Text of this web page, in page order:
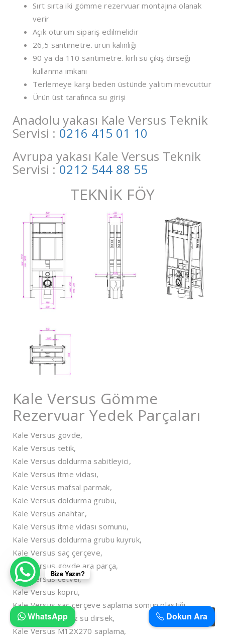
Sırt sırta iki gömme rezervuar montajına olanak
verir
Açık oturum sipariş edilmelidir
26,5 santimetre. ürün kalınlığı
90 ya da 110 santimetre. kirli su çıkış dirseği
kullanma imkanı
Terlemeye karşı beden üstünde yalıtım mevcuttur
Ürün üst tarafınca su girişi
Anadolu yakası Kale Versus Teknik
Servisi : 0216 415 01 10
Avrupa yakası Kale Versus Teknik
Servisi :0212 544 88 55
TEKNİK FÖY
Kale Versus Gömme
Rezervuar Yedek Parçaları
Kale Versus gövde,
Kale Versus tetik,
Kale Versus doldurma sabitleyici,
Kale Versus itme vidası,
Kale Versus mafsal parmak,
Kale Versus doldurma grubu,
Kale Versus anahtar,
Kale Versus itme vidası somunu,
Kale Versus doldurma grubu kuyruk,
Kale Versus saç çerçeve,
Kale Versus gövde ara parça,
Kale Versus cetvel,
Kale Versus köprü,
Kale Versus saç çerçeve saplama somun plastiği,
Kale Versus temiz su dirsek,
Kale Versus M12X270 saplama,
Dokun Ara
WhatsApp
Bize Yazın?